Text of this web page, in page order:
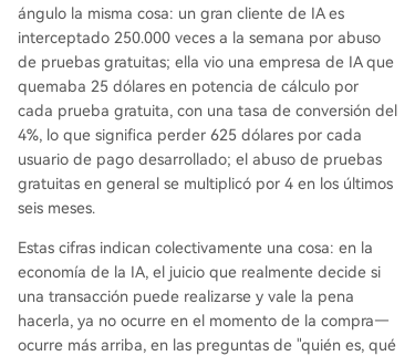
ángulo la misma cosa: un gran cliente de IA es
interceptado 250.000 veces a la semana por abuso
de pruebas gratuitas; ella vio una empresa de IA que
quemaba 25 dólares en potencia de cálculo por
cada prueba gratuita, con una tasa de conversión del
4%, lo que significa perder 625 dólares por cada
usuario de pago desarrollado; el abuso de pruebas
gratuitas en general se multiplicó por 4 en los últimos
seis meses.
Estas cifras indican colectivamente una cosa: en la
economía de la IA, el juicio que realmente decide si
una transacción puede realizarse y vale la pena
hacerla, ya no ocurre en el momento de la compra—
ocurre más arriba, en las preguntas de "quién es, qué